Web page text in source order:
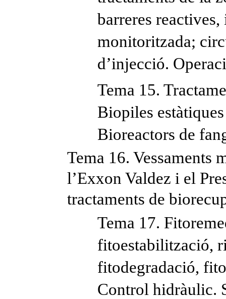
barreres
monitoritzada;
d’injecció.
Tema 15.
Biopiles
Bioreactors de
Tema 16. Vessaments
l’Exxon Valdez i el
tractaments de
Tema 17.
fitoestabilització,
fitodegradació,
Control hidràulic.